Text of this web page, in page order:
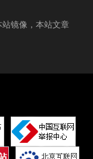
镜像，本站文章